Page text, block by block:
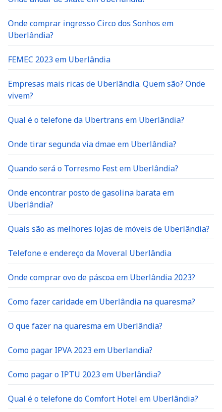
Onde comprar ingresso Circo dos Sonhos em
Uberlândia?
FEMEC 2023 em Uberlândia
Empresas mais ricas de Uberlândia. Quem são? Onde
vivem?
Qual é o telefone da Ubertrans em Uberlândia?
Onde tirar segunda via dmae em Uberlândia?
Quando será o Torresmo Fest em Uberlândia?
Onde encontrar posto de gasolina barata em
Uberlândia?
Quais são as melhores lojas de móveis de Uberlândia?
Telefone e endereço da Moveral Uberlândia
Onde comprar ovo de páscoa em Uberlândia 2023?
Como fazer caridade em Uberlândia na quaresma?
O que fazer na quaresma em Uberlândia?
Como pagar IPVA 2023 em Uberlandia?
Como pagar o IPTU 2023 em Uberlândia?
Qual é o telefone do Comfort Hotel em Uberlândia?